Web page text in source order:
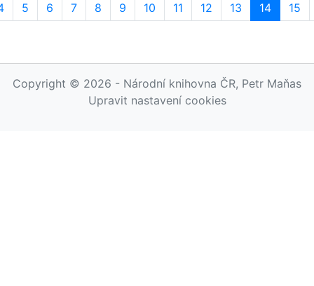
5 6 7 8 9 10 11 12 13 14 15
Copyright © 2026 - Národní knihovna ČR, Petr Maňas
Upravit nastavení cookies